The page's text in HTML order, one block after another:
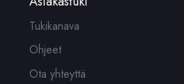
Tukikanava
Ohjeet
Ota yhteyttä